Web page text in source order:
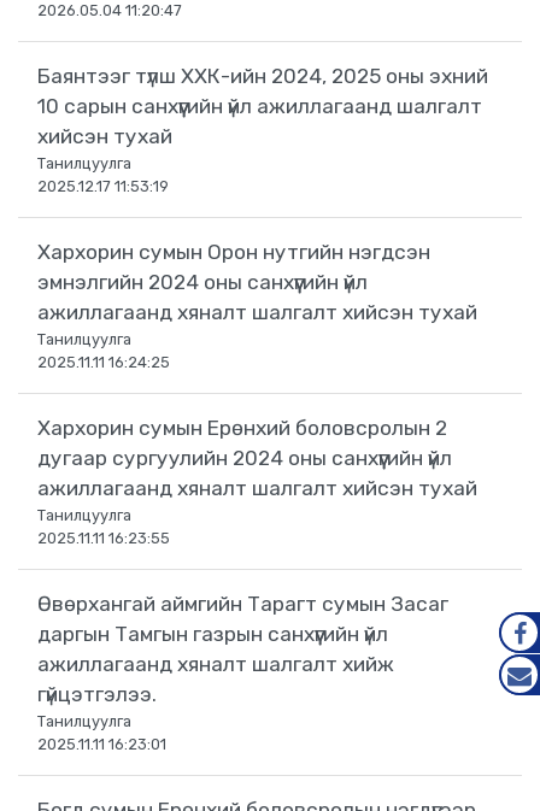
2026.05.04 11:20:47
Баянтээг түлш ХХК-ийн 2024, 2025 оны эхний
10 сарын санхүүгийн үйл ажиллагаанд шалгалт
хийсэн тухай
Танилцуулга
2025.12.17 11:53:19
Хархорин сумын Орон нутгийн нэгдсэн
эмнэлгийн 2024 оны санхүүгийн үйл
ажиллагаанд хяналт шалгалт хийсэн тухай
Танилцуулга
2025.11.11 16:24:25
Хархорин сумын Ерөнхий боловсролын 2
дугаар сургуулийн 2024 оны санхүүгийн үйл
ажиллагаанд хяналт шалгалт хийсэн тухай
Танилцуулга
2025.11.11 16:23:55
Өвөрхангай аймгийн Тарагт сумын Засаг
даргын Тамгын газрын санхүүгийн үйл
ажиллагаанд хяналт шалгалт хийж
гүйцэтгэлээ.
Танилцуулга
2025.11.11 16:23:01